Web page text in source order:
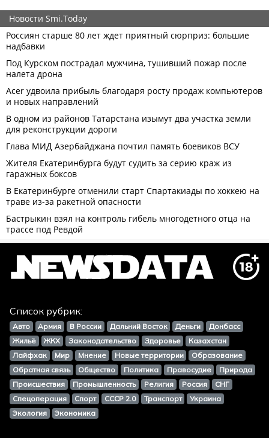
Список рубрик:
Авто Армия В России Дальний Восток Деньги
Донбасс
Жильё
ЖКХ Законодательство Здоровье
Казахстан
Лайфхак
Мир Мнение Новые территории
Образование
Обратная связь
Общество Политика Правосудие
Природа
Происшествия
Промышленность Религия Россия
СНГ
Спецоперация
Спорт СССР 2.0 Транспорт
Украина
Экология
Экономика